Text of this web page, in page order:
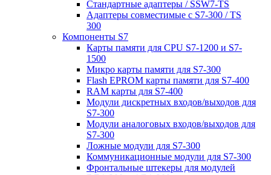
Стандартные адаптеры / SSW7-TS
Адаптеры совместимые с S7-300 / TS
300
Компоненты S7
Карты памяти для CPU S7-1200 и S7-
1500
Микро карты памяти для S7-300
Flash EPROM карты памяти для S7-400
RAM карты для S7-400
Модули дискретных входов/выходов для
S7-300
Модули аналоговых входов/выходов для
S7-300
Ложные модули для S7-300
Коммуникационные модули для S7-300
Фронтальные штекеры для модулей